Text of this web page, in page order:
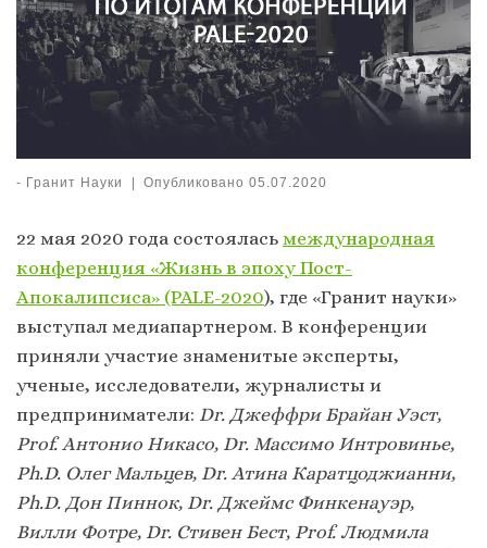
- Гранит Науки | Опубликовано05.07.2020
22 мая 2020 года состоялась международная
конференция «Жизнь в эпоху Пост-
Апокалипсиса» (PALE-2020), где «Гранит науки»
выступал медиапартнером. В конференции
приняли участие знаменитые эксперты,
ученые, исследователи, журналисты и
предприниматели: Dr. Джеффри Брайан Уэст,
Prof. Антонио Никасо, Dr. Массимо Интровинье,
Ph.D. Олег Мальцев, Dr. Атина Каратцоджианни,
Ph.D. Дон Пиннок, Dr. Джеймс Финкенауэр,
Вилли Фотре, Dr. Стивен Бест, Prof. Людмила